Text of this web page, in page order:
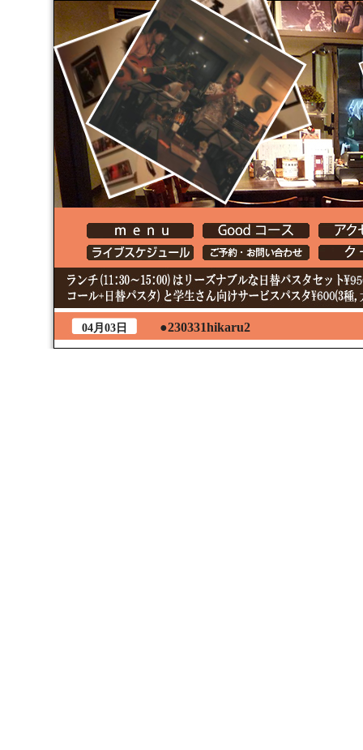
04月03日 ●230331hikaru2